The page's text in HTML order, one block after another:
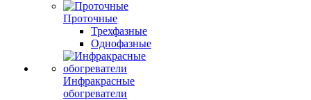
Проточные
Трехфазные
Однофазные
Инфракрасные
обогреватели